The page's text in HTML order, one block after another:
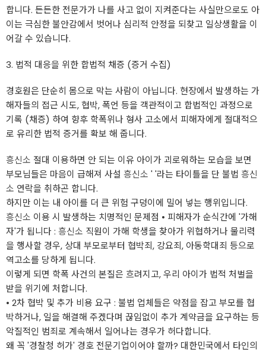
합니다. 든든한 전문가가 나를 사고 없이 지켜준다는 사실만으로도 아
이는 극심한 불안감에서 벗어나 심리적 안정을 되찾고 일상생활을 이
어갈 수 있습니다.
3. 법적 대응을 위한 합법적 채증 (증거 수집)
경호원은 단순히 몸으로 막는 사람이 아닙니다. 현장에서 발생하는 가
해자들의 접근 시도, 협박, 폭언 등을 객관적이고 합법적인 과정으로
기록 (채증) 하여 향후 학폭위나 형사 고소에서 피해자에게 절대적으
로 유리한 법적 증거를 확보 해 줍니다.
흥신소 절대 이용하면 안 되는 이유 아이가 괴로워하는 모습을 보면
부모님들은 마음이 급해져 사설 흥신소 ' '라는 타이틀을 단 불법 흥신
소 연락을 취하곤 합니다.
하지만 이는 내 아이를 더 큰 위험 구덩이에 밀어 넣는 행위입니다.
흥신소 이용 시 발생하는 치명적인 문제점 • 피해자가 순식간에 '가해
자'가 됩니다 : 흥신소 직원이 가해 학생을 찾아가 위협하거나 물리력
을 행사할 경우, 상대 부모로부터 협박죄, 강요죄, 아동학대죄 등으로
역고소를 당하게 됩니다.
이렇게 되면 학폭 사건의 본질은 흐려지고, 우리 아이가 법적 처벌을
받을 위기에 처합니다.
• 2차 협박 및 추가 비용 요구 : 불법 업체들은 약점을 잡고 부모를 협
박하거나, 일을 해결해 주겠다며 끊임없이 추가 계약금을 요구하는 등
악질적인 범죄로 계속해서 일어나는 경우가 허다합니다.
왜 꼭 '경찰청 허가' 경호 전문기업이어야 할까? 대한민국에서 타인의